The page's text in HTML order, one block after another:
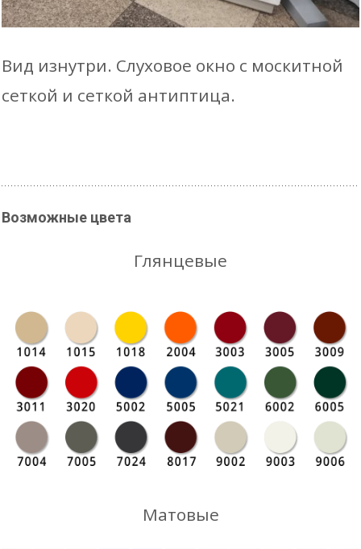
Вид изнутри. Слуховое окно с москитной
сеткой и сеткой антиптица.
Возможные цвета
Глянцевые
Матовые